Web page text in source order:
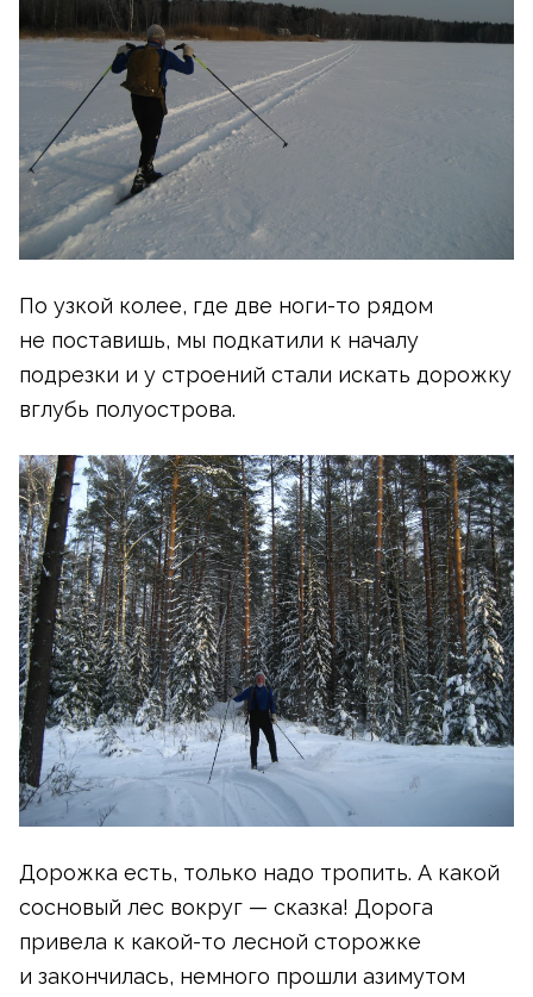
По узкой колее, где две ноги-то рядом
не поставишь, мы подкатили к началу
подрезки и у строений стали искать дорожку
вглубь полуострова.
Дорожка есть, только надо тропить. А какой
сосновый лес вокруг — сказка! Дорога
привела к какой-то лесной сторожке
и закончилась, немного прошли азимутом